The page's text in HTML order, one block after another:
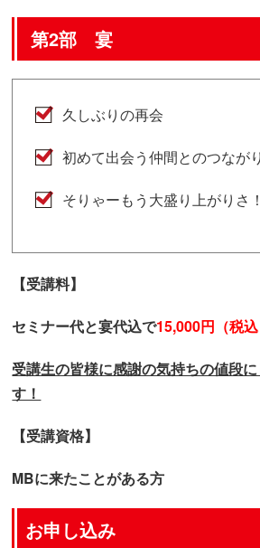
第2部 宴
久しぶりの再会
初めて出会う仲間とのつながり
そりゃーもう大盛り上がりさ！
【受講料】
セミナー代と宴代込で15,000円（税込
受講生の皆様に感謝の気持ちの値段
す！
【受講資格】
MBに来たことがある方
お申し込み